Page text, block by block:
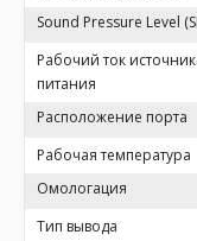
Sound Pressure Level
Рабочий ток
питания
Расположение порта
Рабочая температура
Омологация
Тип вывода